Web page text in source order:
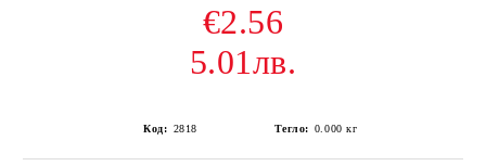
€2.56
5.01лв.
Код: 2818 Тегло: 0.000 кг